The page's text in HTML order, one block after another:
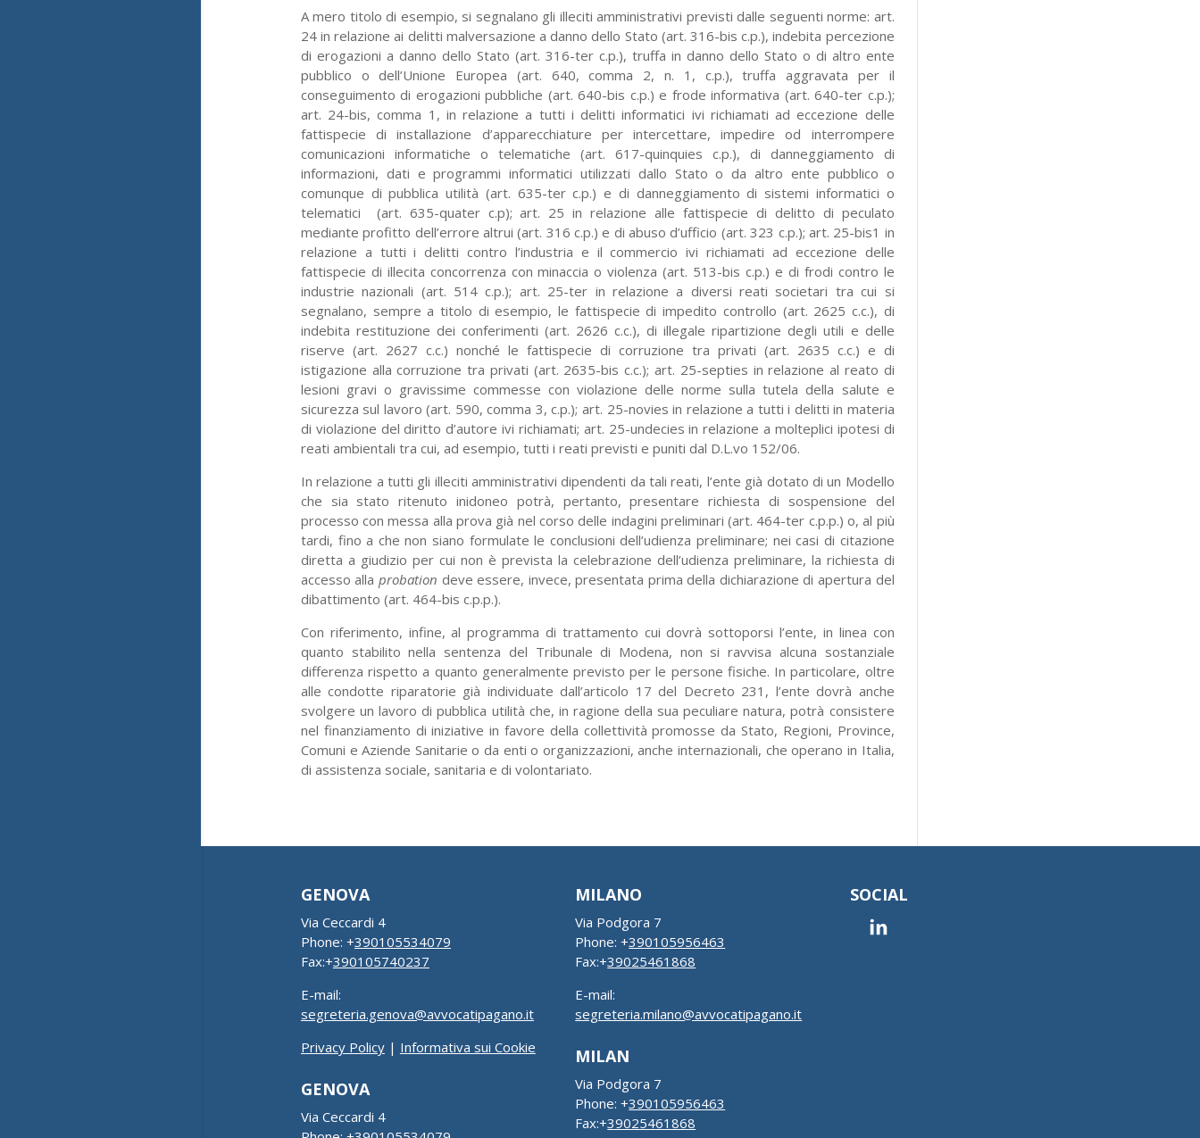
A mero titolo di esempio, si segnalano gli illeciti amministrativi previsti dalle seguenti norme: art.
24 in relazione ai delitti malversazione a danno dello Stato (art. 316-bis c.p.), indebita percezione
di erogazioni a danno dello Stato (art. 316-ter c.p.), truffa in danno dello Stato o di altro ente
pubblico o dell’Unione Europea (art. 640, comma 2, n. 1, c.p.), truffa aggravata per il
conseguimento di erogazioni pubbliche (art. 640-bis c.p.) e frode informativa (art. 640-ter c.p.);
art. 24-bis, comma 1, in relazione a tutti i delitti informatici ivi richiamati ad eccezione delle
fattispecie di installazione d’apparecchiature per intercettare, impedire od interrompere
comunicazioni informatiche o telematiche (art. 617-quinquies c.p.), di danneggiamento di
informazioni, dati e programmi informatici utilizzati dallo Stato o da altro ente pubblico o
comunque di pubblica utilità (art. 635-ter c.p.) e di danneggiamento di sistemi informatici o
telematici (art. 635-quater c.p); art. 25 in relazione alle fattispecie di delitto di peculato
mediante profitto dell’errore altrui (art. 316 c.p.) e di abuso d’ufficio (art. 323 c.p.); art. 25-bis1 in
relazione a tutti i delitti contro l’industria e il commercio ivi richiamati ad eccezione delle
fattispecie di illecita concorrenza con minaccia o violenza (art. 513-bis c.p.) e di frodi contro le
industrie nazionali (art. 514 c.p.); art. 25-ter in relazione a diversi reati societari tra cui si
segnalano, sempre a titolo di esempio, le fattispecie di impedito controllo (art. 2625 c.c.), di
indebita restituzione dei conferimenti (art. 2626 c.c.), di illegale ripartizione degli utili e delle
riserve (art. 2627 c.c.) nonché le fattispecie di corruzione tra privati (art. 2635 c.c.) e di
istigazione alla corruzione tra privati (art. 2635-bis c.c.); art. 25-septies in relazione al reato di
lesioni gravi o gravissime commesse con violazione delle norme sulla tutela della salute e
sicurezza sul lavoro (art. 590, comma 3, c.p.); art. 25-novies in relazione a tutti i delitti in materia
di violazione del diritto d’autore ivi richiamati; art. 25-undecies in relazione a molteplici ipotesi di
reati ambientali tra cui, ad esempio, tutti i reati previsti e puniti dal D.L.vo 152/06.
In relazione a tutti gli illeciti amministrativi dipendenti da tali reati, l’ente già dotato di un Modello
che sia stato ritenuto inidoneo potrà, pertanto, presentare richiesta di sospensione del
processo con messa alla prova già nel corso delle indagini preliminari (art. 464-ter c.p.p.) o, al più
tardi, fino a che non siano formulate le conclusioni dell’udienza preliminare; nei casi di citazione
diretta a giudizio per cui non è prevista la celebrazione dell’udienza preliminare, la richiesta di
accesso allaprobation deve essere, invece, presentata prima della dichiarazione di apertura del
dibattimento (art. 464-bis c.p.p.).
Con riferimento, infine, al programma di trattamento cui dovrà sottoporsi l’ente, in linea con
quanto stabilito nella sentenza del Tribunale di Modena, non si ravvisa alcuna sostanziale
differenza rispetto a quanto generalmente previsto per le persone fisiche. In particolare, oltre
alle condotte riparatorie già individuate dall’articolo 17 del Decreto 231, l’ente dovrà anche
svolgere un lavoro di pubblica utilità che, in ragione della sua peculiare natura, potrà consistere
nel finanziamento di iniziative in favore della collettività promosse da Stato, Regioni, Province,
Comuni e Aziende Sanitarie o da enti o organizzazioni, anche internazionali, che operano in Italia,
di assistenza sociale, sanitaria e di volontariato.
GENOVA
Via Ceccardi 4
Phone: +390105534079
Fax:+390105740237
E-mail:
segreteria.genova@avvocatipagano.it
Privacy Policy| Informativa sui Cookie
GENOVA
Via Ceccardi 4
MILANO
Via Podgora 7
Phone: +390105956463
Fax:+39025461868
E-mail:
segreteria.milano@avvocatipagano.it
MILAN
Via Podgora 7
Phone: +390105956463
Fax:+39025461868
SOCIAL